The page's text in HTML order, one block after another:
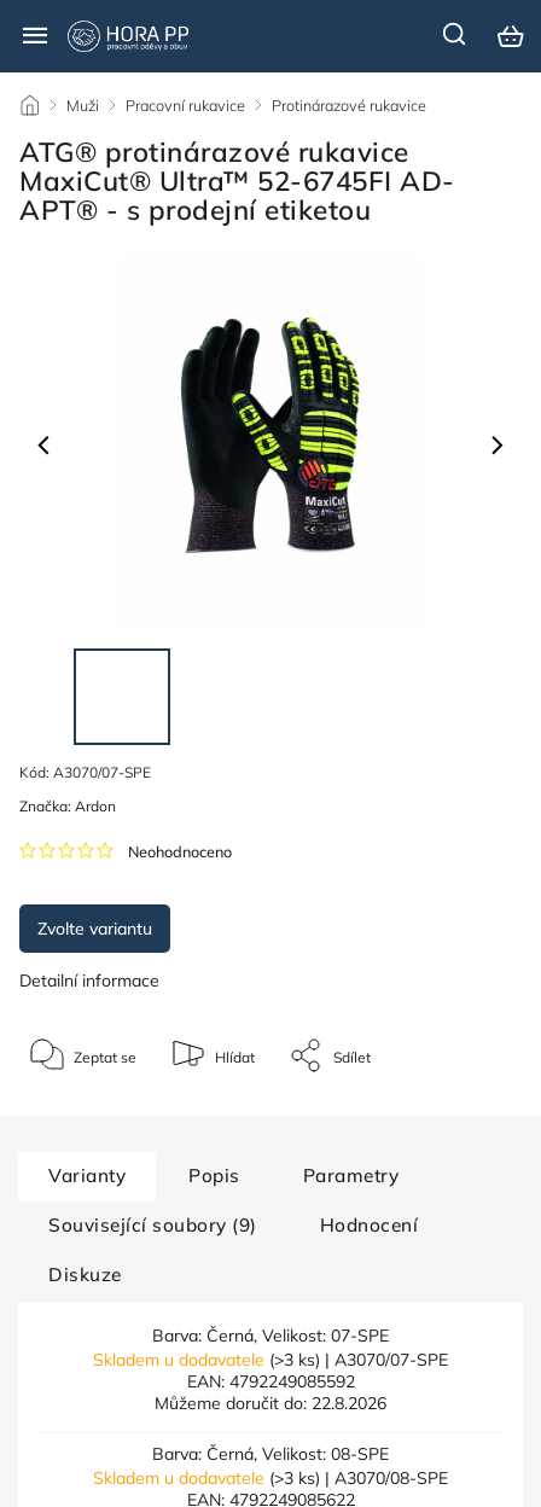
/ Muži / Pracovní rukavice / Protinárazové rukavice
ATG® protinárazové rukavice
MaxiCut® Ultra™ 52-6745FI AD-
APT® - s prodejní etiketou
Kód: A3070/07-SPE
Neohodnoceno
Značka: Ardon
Zvolte variantu
Detailní informace
Zeptat se Hlídat Sdílet
Varianty Popis Parametry
Související soubory (9) Hodnocení
Diskuze
Barva: Černá, Velikost: 07-SPE
Skladem u dodavatele (>3 ks) | A3070/07-SPE
EAN: 4792249085592
Můžeme doručit do: 22.8.2026
Barva: Černá, Velikost: 08-SPE
Skladem u dodavatele (>3 ks) | A3070/08-SPE
EAN: 4792249085622